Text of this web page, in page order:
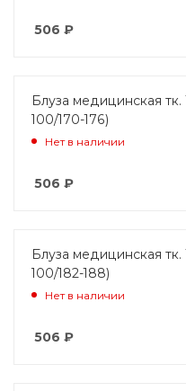
506 ₽
Блуза медицинская
100/170-176)
Нет в наличии
506 ₽
Блуза медицинская
100/182-188)
Нет в наличии
506 ₽